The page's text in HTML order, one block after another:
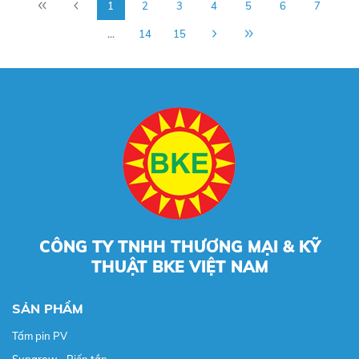
1 2 3 4 5 6 7
... 14 15
CÔNG TY TNHH THƯƠNG MẠI & KỸ
THUẬT BKE VIỆT NAM
SẢN PHẨM
Tấm pin PV